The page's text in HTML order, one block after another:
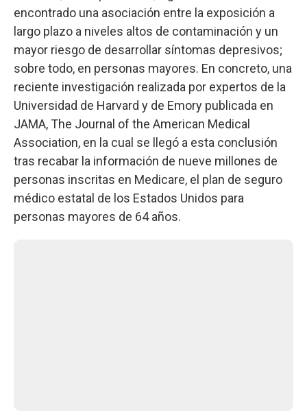
encontrado una asociación entre la exposición a
largo plazo a niveles altos de contaminación y un
mayor riesgo de desarrollar síntomas depresivos;
sobre todo, en personas mayores. En concreto, una
reciente investigación realizada por expertos de la
Universidad de Harvard y de Emory publicada en
JAMA, The Journal of the American Medical
Association, en la cual se llegó a esta conclusión
tras recabar la información de nueve millones de
personas inscritas en Medicare, el plan de seguro
médico estatal de los Estados Unidos para
personas mayores de 64 años.